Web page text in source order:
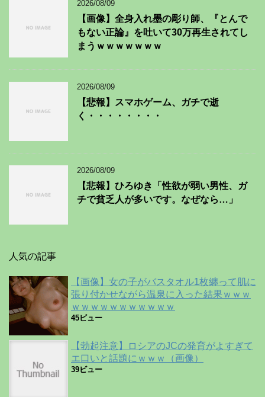
2026/08/09
【画像】全身入れ墨の彫り師、『とんで
もない正論』を吐いて30万再生されてし
まうｗｗｗｗｗｗｗ
2026/08/09
【悲報】スマホゲーム、ガチで逝
く・・・・・・・・
2026/08/09
【悲報】ひろゆき「性欲が弱い男性、ガ
チで貧乏人が多いです。なぜなら…」
人気の記事
【画像】女の子がバスタオル1枚纏って肌に
張り付かせながら温泉に入った結果ｗｗｗ
ｗｗｗｗｗｗｗｗｗｗｗ
45ビュー
【勃起注意】ロシアのJCの発育がよすぎて
エ口いと話題にｗｗｗ（画像）
39ビュー